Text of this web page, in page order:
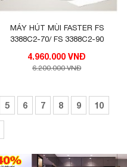
MÁY HÚT MÙI FASTER FS
3388C2-70/ FS 3388C2-90
4.960.000 VNĐ
6.200.000 VNĐ
5 6 7 8 9 10